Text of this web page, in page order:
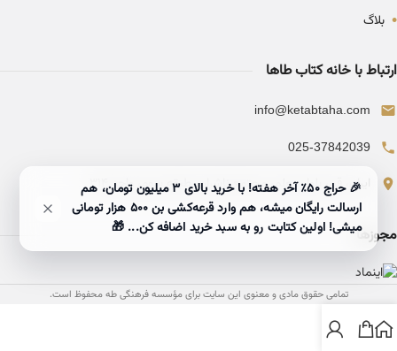
• بلاگ
ارتباط با خانه کتاب طاها
info@ketabtaha.com
025-37842039
ایران، قم، بلوار معلم، مجتمع ناشران، طبقه سوم، واحد ۳۱۴
مجوزها
تمامی حقوق مادی و معنوی این سایت برای مؤسسه فرهنگی طه محفوظ است.
🎉 حراج ۵۰٪ آخر هفته! با خرید بالای 3 میلیون تومان، هم
ارسالت رایگان میشه، هم وارد قرعه‌کشی بن ۵۰۰ هزار تومانی
میشی! اولین کتابت رو به سبد خرید اضافه کن... 🎁